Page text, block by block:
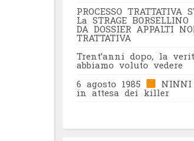
PROCESSO TRATTATIVA
La STRAGE BORSELLINO
DA DOSSIER APPALTI
TRATTATIVA
Trent’anni dopo, la
abbiamo voluto vedere
6 agosto 1985
NINNI
in attesa dei killer